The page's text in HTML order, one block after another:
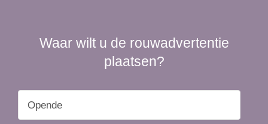
Waar wilt u de rouwadvertentie
plaatsen?